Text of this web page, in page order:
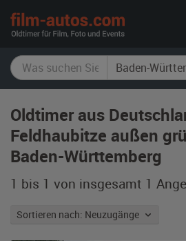
Oldtimer aus
Feldhaubitze außen
Baden-Württemberg
1 bis 1 von insgesamt 1
Sortieren nach: Neuzugänge